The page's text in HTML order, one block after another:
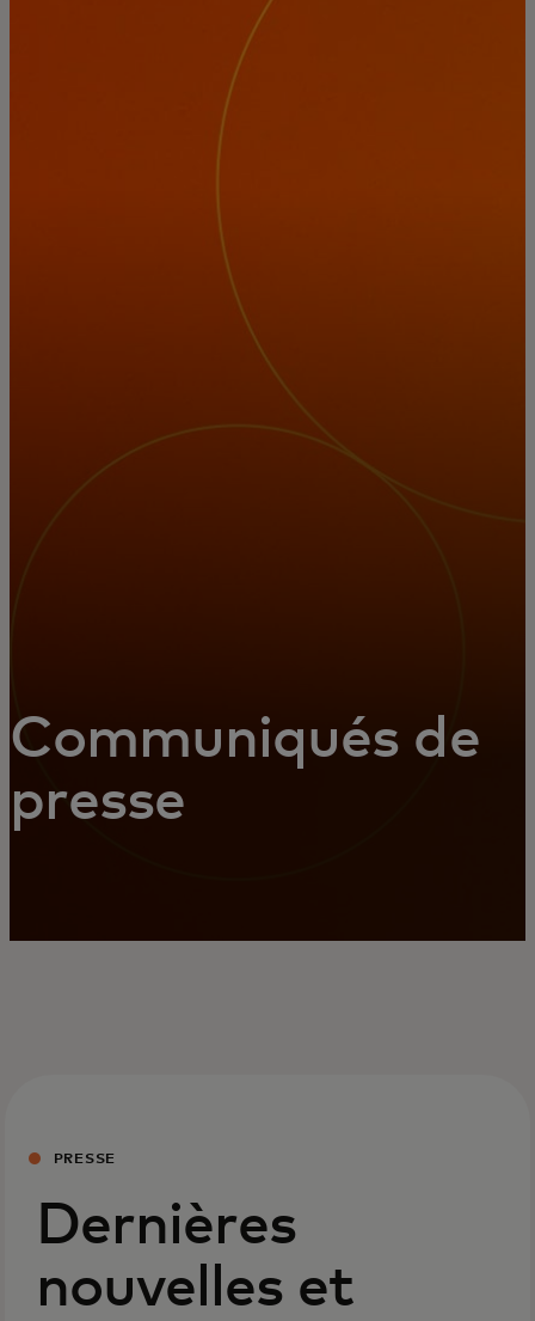
Pour les professionnels
Pour les innovateurs
Actualités et tendances
Communiqués de
presse
PRESSE
Dernières
nouvelles et